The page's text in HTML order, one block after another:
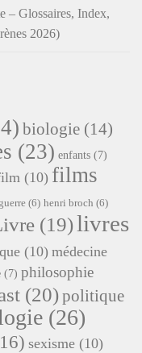
– Glossaires, Index,
2026)
biologie (14)
(23) enfants (7)
(10) films
guerre (6) henri broch (6)
(19)livres
(10) médecine
(7) philosophie
(20)politique
(26)
sexisme (10)